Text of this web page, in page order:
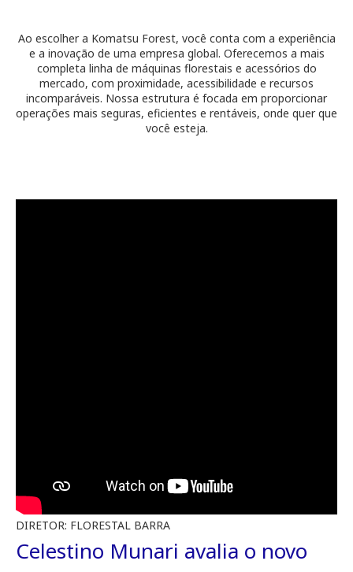
Ao escolher a Komatsu Forest, você conta com a experiência
e a inovação de uma empresa global. Oferecemos a mais
completa linha de máquinas florestais e acessórios do
mercado, com proximidade, acessibilidade e recursos
incomparáveis. Nossa estrutura é focada em proporcionar
operações mais seguras, eficientes e rentáveis, onde quer que
você esteja.
DIRETOR: FLORESTAL BARRA
Celestino Munari avalia o novo